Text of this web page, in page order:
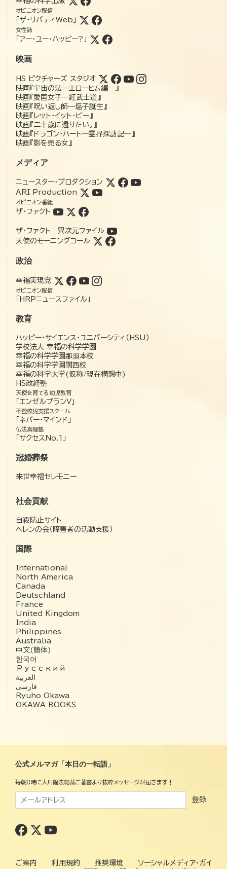
オピニオン配信
「ザ・リバティWeb」
女性誌
「アー・ユー・ハッピー?」
映画
HS ピクチャーズ スタジオ
映画『宇宙の法―エローヒム編―』
映画『愛国女子―紅武士道』
映画『呪い返し師—塩子誕生』
映画『レット・イット・ビー』
映画『二十歳に還りたい。』
映画『ドラゴン・ハート―霊界探訪記―』
映画『影を売る女』
メディア
ニュースター・プロダクション
ARI Production
オピニオン番組
ザ・ファクト
ザ・ファクト 異次元ファイル
天使のモーニングコール
政治
幸福実現党
オピニオン配信
「HRPニュースファイル」
教育
ハッピー・サイエンス・ユニバーシティ（HSU）
学校法人 幸福の科学学園
幸福の科学学園那須本校
幸福の科学学園関西校
幸福の科学大学(仮称/現在構想中)
HS政経塾
天使を育てる幼児教育
「エンゼルプランV」
不登校児支援スクール
「ネバー・マインド」
仏法真理塾
「サクセスNo.1」
冠婚葬祭
来世幸福セレモニー
社会貢献
自殺防止サイト
ヘレンの会（障害者の活動支援）
国際
International
North America
Canada
Deutschland
France
United Kingdom
India
Philippines
Australia
中文(簡体)
한국어
Русский
العربية‏
فارسی
Ryuho Okawa
OKAWA BOOKS
公式メルマガ「本日の一転語」
毎朝8時に大川隆法総裁ご著書より抜粋メッセージが届きます！
登録
ご案内 利用規約 推奨環境
ソーシャルメディア・ガイ